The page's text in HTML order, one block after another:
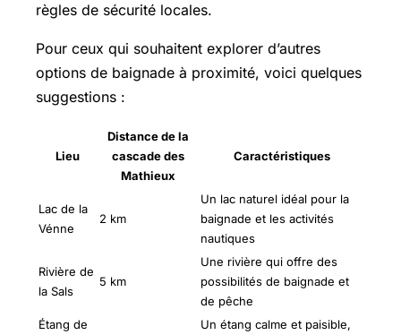
règles de sécurité locales.
Pour ceux qui souhaitent explorer d’autres
options de baignade à proximité, voici quelques
suggestions :
Lieu
Distance de la
cascade des
Mathieux
Caractéristiques
Lac de la
Vénne
2 km
Un lac naturel idéal pour la
baignade et les activités
nautiques
Rivière de
la Sals
5 km
Une rivière qui offre des
possibilités de baignade et
de pêche
Étang de
Un étang calme et paisible,